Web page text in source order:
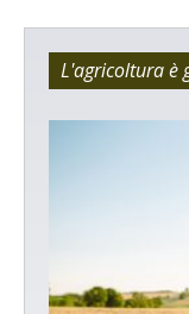
L'agricoltura è